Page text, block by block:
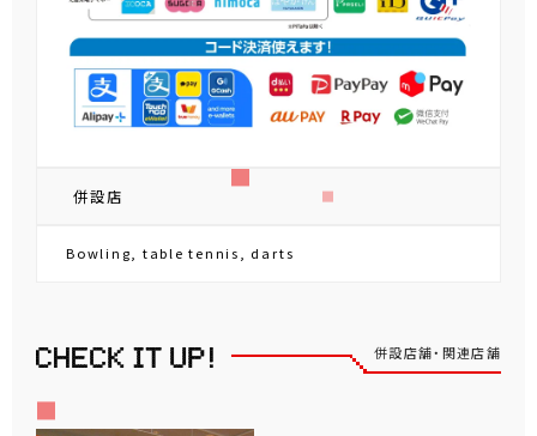
併設店
Bowling, table tennis, darts
併設店舗・関連店舗